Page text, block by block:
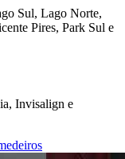
Sul, Lago Norte,
Pires, Park Sul e
Invisalign e